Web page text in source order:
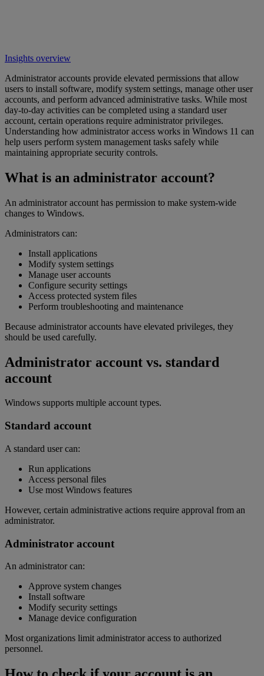
Insights overview
Administrator accounts provide elevated permissions that allow
users to install software, modify system settings, manage other user
accounts, and perform advanced administrative tasks. While most
day-to-day activities can be completed using a standard user
account, certain operations require administrator privileges.
Understanding how administrator access works in Windows 11 can
help users perform system management tasks safely while
maintaining appropriate security controls.
What is an administrator account?
An administrator account has permission to make system-wide
changes to Windows.
Administrators can:
Install applications
Modify system settings
Manage user accounts
Configure security settings
Access protected system files
Perform troubleshooting and maintenance
Because administrator accounts have elevated privileges, they
should be used carefully.
Administrator account vs. standard
account
Windows supports multiple account types.
Standard account
A standard user can:
Run applications
Access personal files
Use most Windows features
However, certain administrative actions require approval from an
administrator.
Administrator account
An administrator can:
Approve system changes
Install software
Modify security settings
Manage device configuration
Most organizations limit administrator access to authorized
personnel.